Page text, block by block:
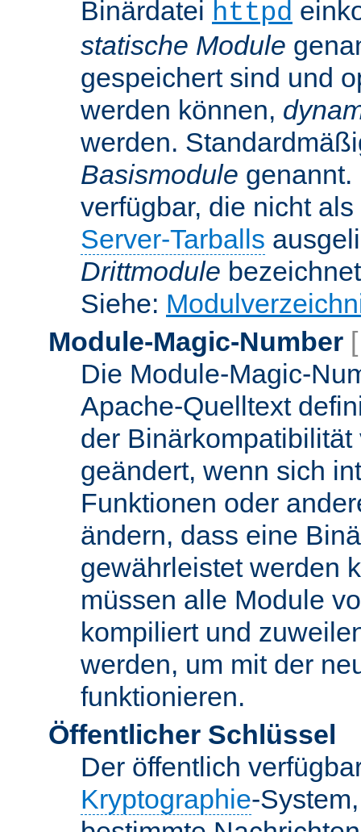
Binärdatei httpd
statische Module
gespeichert sind und
werden können,
werden.
Basismodule genannt.
verfügbar, die nicht
Server-Tarballs
Drittmodule
Siehe:
Module-Magic-Number
Die Module-Magic-
Apache-Quelltext
der
geändert, wenn sich
Funktionen oder
ändern, dass eine
gewährleistet werden
müssen alle Module
kompiliert und
werden, um mit der
funktionieren.
Öffentlicher Schlüssel
Der öffentlich
Kryptographie-